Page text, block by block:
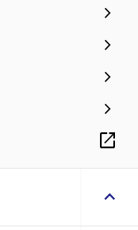
keyboard_arrow_right
keyboard_arrow_right
keyboard_arrow_right
keyboard_arrow_right
open_in_new
keyboard_arrow_up